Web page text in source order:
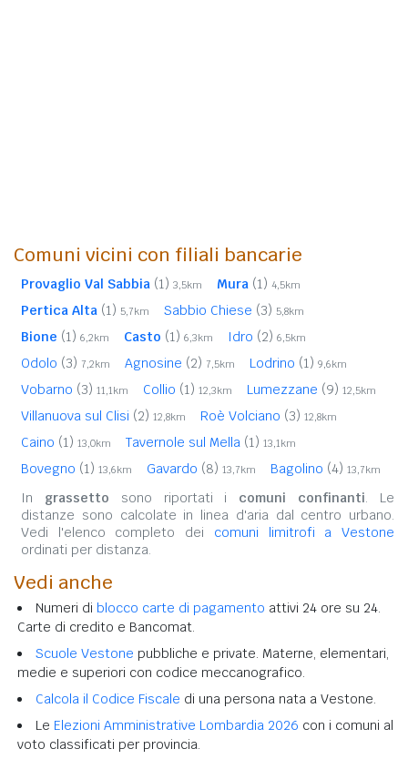
Comuni vicini con filiali bancarie
Provaglio Val Sabbia (1) 3,5km Mura (1) 4,5km
Pertica Alta (1) 5,7km Sabbio Chiese (3) 5,8km
Bione (1) 6,2km Casto (1) 6,3km Idro (2) 6,5km
Odolo (3) 7,2km Agnosine (2) 7,5km Lodrino (1) 9,6km
Vobarno (3) 11,1km Collio (1) 12,3km Lumezzane (9) 12,5km
Villanuova sul Clisi (2) 12,8km Roè Volciano (3) 12,8km
Caino (1) 13,0km Tavernole sul Mella (1) 13,1km
Bovegno (1) 13,6km Gavardo (8) 13,7km Bagolino (4) 13,7km
In grassetto sono riportati i comuni confinanti. Le
distanze sono calcolate in linea d'aria dal centro urbano.
Vedi l'elenco completo dei comuni limitrofi a Vestone
ordinati per distanza.
Vedi anche
Numeri di blocco carte di pagamento attivi 24 ore su 24.
Carte di credito e Bancomat.
Scuole Vestone pubbliche e private. Materne, elementari,
medie e superiori con codice meccanografico.
Calcola il Codice Fiscale di una persona nata a Vestone.
Le Elezioni Amministrative Lombardia 2026 con i comuni al
voto classificati per provincia.